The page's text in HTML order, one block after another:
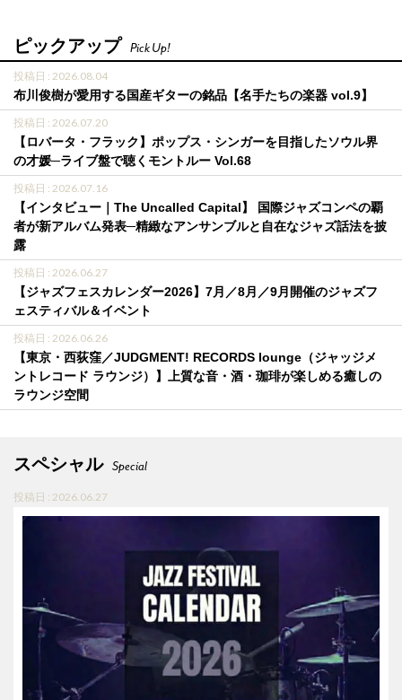
ピックアップ Pick Up!
投稿日 : 2026.08.04
布川俊樹が愛用する国産ギターの銘品【名手たちの楽器 vol.9】
投稿日 : 2026.07.20
【ロバータ・フラック】ポップス・シンガーを目指したソウル界
の才媛─ライブ盤で聴くモントルー Vol.68
投稿日 : 2026.07.16
【インタビュー｜The Uncalled Capital】 国際ジャズコンペの覇
者が新アルバム発表─精緻なアンサンブルと自在なジャズ話法を披
露
投稿日 : 2026.06.27
【ジャズフェスカレンダー2026】7月／8月／9月開催のジャズフ
ェスティバル＆イベント
投稿日 : 2026.06.26
【東京・西荻窪／JUDGMENT! RECORDS lounge（ジャッジメ
ントレコード ラウンジ）】上質な音・酒・珈琲が楽しめる癒しの
ラウンジ空間
スペシャル Special
投稿日 : 2026.06.27